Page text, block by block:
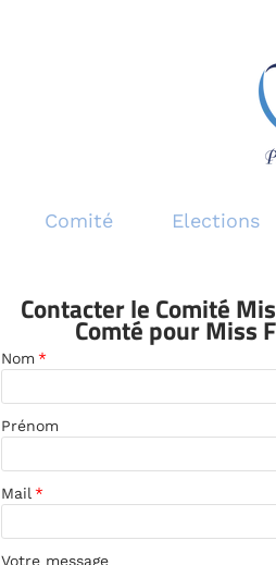
Comité Elections
Contacter le Comité
Comté pour Miss
Nom *
Prénom
Mail *
Votre message